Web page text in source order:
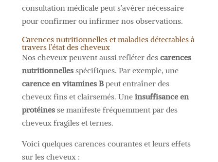
consultation médicale peut s’avérer nécessaire
pour confirmer ou infirmer nos observations.
Carences nutritionnelles et maladies détectables à
travers l’état des cheveux
Nos cheveux peuvent aussi refléter des carences
nutritionnellesspécifiques. Par exemple, une
carence en vitamines Bpeut entraîner des
cheveux fins et clairsemés. Une insuffisance en
protéinesse manifeste fréquemment par des
cheveux fragiles et ternes.
Voici quelques carences courantes et leurs effets
sur les cheveux :